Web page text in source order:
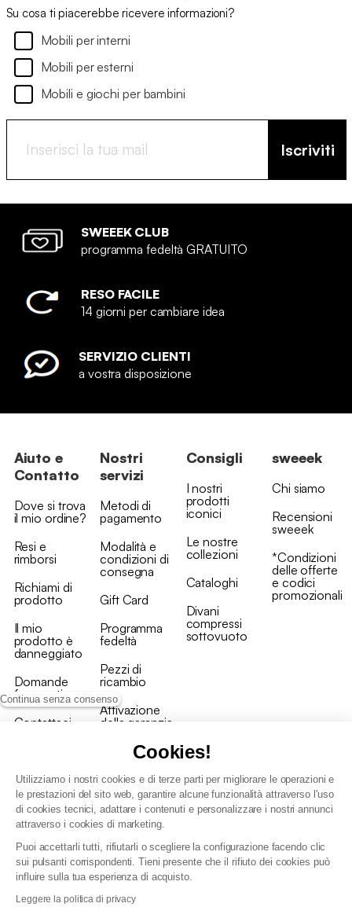
Continua senza consenso
Cookies!
Utilizziamo i nostri cookies e di terze parti per migliorare le operazioni e
le prestazioni del sito web, garantire alcune funzionalità attraverso l'uso
di cookies tecnici, adattare i contenuti e personalizzare i nostri annunci
attraverso i cookies di marketing.
Puoi accettarli tutti, rifiutarli o scegliere la configurazione facendo clic
sui pulsanti corrispondenti. Tieni presente che il rifiuto dei cookies può
influire sulla tua esperienza di acquisto.
Leggere la politica di privacy
Su cosa ti piacerebbe ricevere informazioni?
Mobili per interni
Mobili per esterni
Mobili e giochi per bambini
Iscriviti
SWEEEK CLUB
programma fedeltà GRATUITO
RESO FACILE
14 giorni per cambiare idea
SERVIZIO CLIENTI
a vostra disposizione
Aiuto e
Contatto
Dove si trova
il mio ordine?
Resi e
rimborsi
Richiami di
prodotto
Il mio
prodotto è
danneggiato
Domande
frequenti
Contattaci
Nostri
servizi
Metodi di
pagamento
Modalità e
condizioni di
consegna
Gift Card
Programma
fedeltà
Pezzi di
ricambio
Attivazione
della garanzia
Consigli
I nostri
prodotti
iconici
Le nostre
collezioni
Cataloghi
Divani
compressi
sottovuoto
sweeek
Chi siamo
Recensioni
sweeek
*Condizioni
delle offerte
e codici
promozionali
Condizioni generali vendita
Politica di gestione dei dati personali e dei cookie
Condizioni generali di vendita per clienti professionali
Dichiarazione di accessibilità